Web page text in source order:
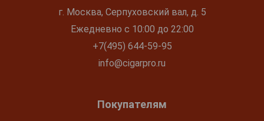
г. Москва, Серпуховский вал, д. 5
Ежедневно с 10:00 до 22:00
+7(495) 644-59-95
info@cigarpro.ru
Покупателям